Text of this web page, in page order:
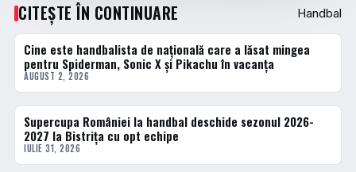
CITEȘTE ÎN CONTINUARE Handbal
HANDBAL
Cine este handbalista de națională care a lăsat mingea
pentru Spiderman, Sonic X și Pikachu în vacanța
AUGUST 2, 2026
HANDBAL
Supercupa României la handbal deschide sezonul 2026-
2027 la Bistrița cu opt echipe
IULIE 31, 2026